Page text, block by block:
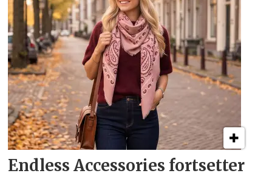
Endless Accessories fortsetter